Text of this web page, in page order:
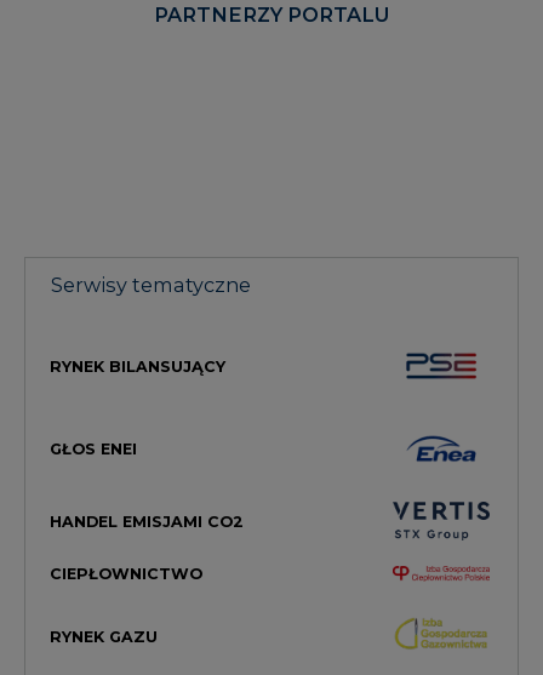
PARTNERZY PORTALU
Serwisy tematyczne
RYNEK BILANSUJĄCY
GŁOS ENEI
HANDEL EMISJAMI CO2
CIEPŁOWNICTWO
RYNEK GAZU